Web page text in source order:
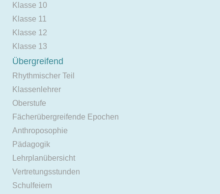
Klasse 10
Klasse 11
Klasse 12
Klasse 13
Übergreifend
Rhythmischer Teil
Klassenlehrer
Oberstufe
Fächerübergreifende Epochen
Anthroposophie
Pädagogik
Lehrplanübersicht
Vertretungsstunden
Schulfeiern